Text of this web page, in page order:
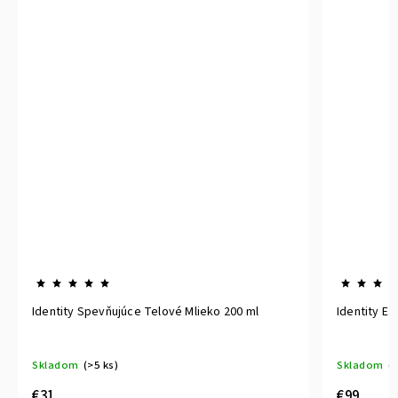
Identity Spevňujúce Telové Mlieko 200 ml
Skladom (>5 ks)
Identity
Skladom